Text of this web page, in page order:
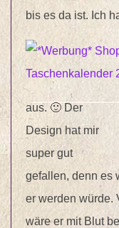
bis es da ist. Ich
aus. 🙂 Der
Design hat mir
super gut
gefallen, denn es
er werden würde.
wäre er mit Blut